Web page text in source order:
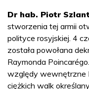
Dr hab. Piotr
stworzenia tej armii
polityce rosyjskiej. 4
została powołana
Raymonda
względy wewnętrzne
ciężkich walk